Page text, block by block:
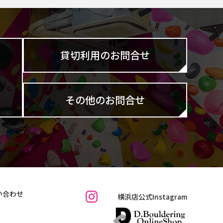
貸切利用のお問合せ
その他のお問合せ
合わせ 横浜店公式Instagram